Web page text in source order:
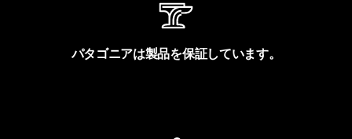
パタゴニアは製品を保証しています。